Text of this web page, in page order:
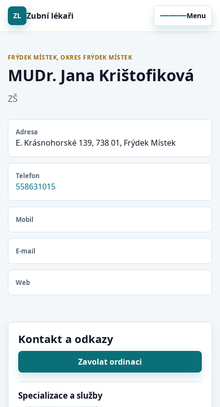
ZL Zubní lékaři Menu
FRÝDEK MÍSTEK, OKRES FRÝDEK MÍSTEK
MUDr. Jana Krištofiková
ZŠ
Adresa
E. Krásnohorské 139, 738 01, Frýdek Místek
Telefon
558631015
Mobil
E-mail
Web
Kontakt a odkazy
Zavolat ordinaci
Specializace a služby